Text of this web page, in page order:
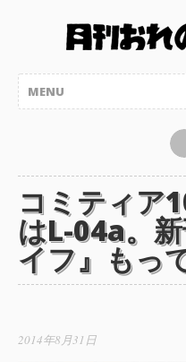
コミティア
はL-04a。
イフ』もっ
2014年8月31日